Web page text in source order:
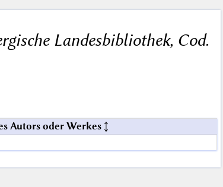
Landesbibliothek, Cod.
Autors oder Werkes